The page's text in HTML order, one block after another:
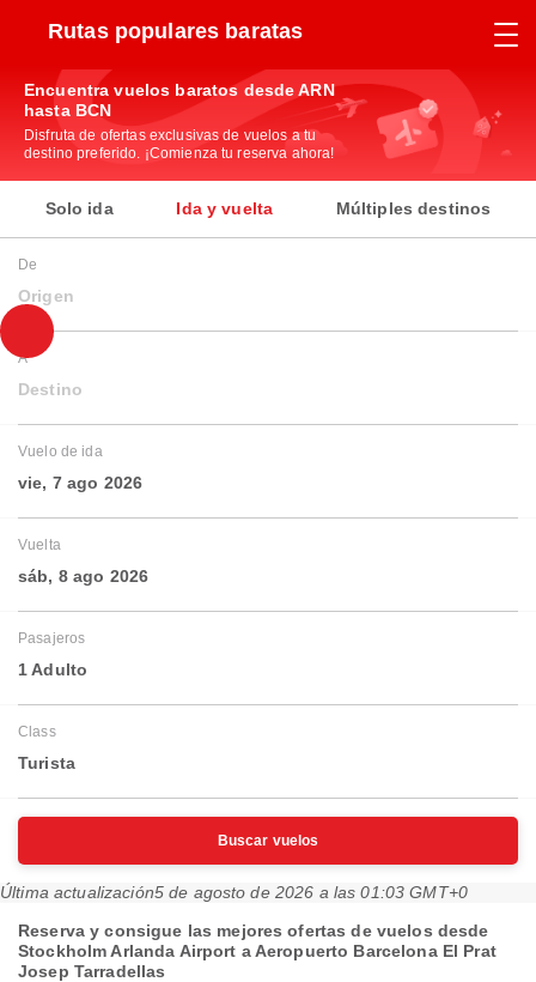
Rutas populares baratas
Encuentra vuelos baratos desde ARN
hasta BCN
Disfruta de ofertas exclusivas de vuelos a tu
destino preferido. ¡Comienza tu reserva ahora!
Solo ida Ida y vuelta Múltiples destinos
De
Origen
A
Destino
Vuelo de ida
vie, 7 ago 2026
Vuelta
sáb, 8 ago 2026
Pasajeros
1 Adulto
Class
Turista
Buscar vuelos
Última actualización5 de agosto de 2026 a las 01:03 GMT+0
Reserva y consigue las mejores ofertas de vuelos desde
Stockholm Arlanda Airport a Aeropuerto Barcelona El Prat
Josep Tarradellas